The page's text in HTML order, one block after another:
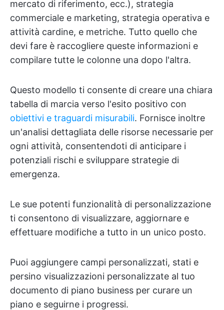
mercato di riferimento, ecc.), strategia
commerciale e marketing, strategia operativa e
attività cardine, e metriche. Tutto quello che
devi fare è raccogliere queste informazioni e
compilare tutte le colonne una dopo l'altra.
Questo modello ti consente di creare una chiara
tabella di marcia verso l'esito positivo con
obiettivi e traguardi misurabili. Fornisce inoltre
un'analisi dettagliata delle risorse necessarie per
ogni attività, consentendoti di anticipare i
potenziali rischi e sviluppare strategie di
emergenza.
Le sue potenti funzionalità di personalizzazione
ti consentono di visualizzare, aggiornare e
effettuare modifiche a tutto in un unico posto.
Puoi aggiungere campi personalizzati, stati e
persino visualizzazioni personalizzate al tuo
documento di piano business per curare un
piano e seguirne i progressi.